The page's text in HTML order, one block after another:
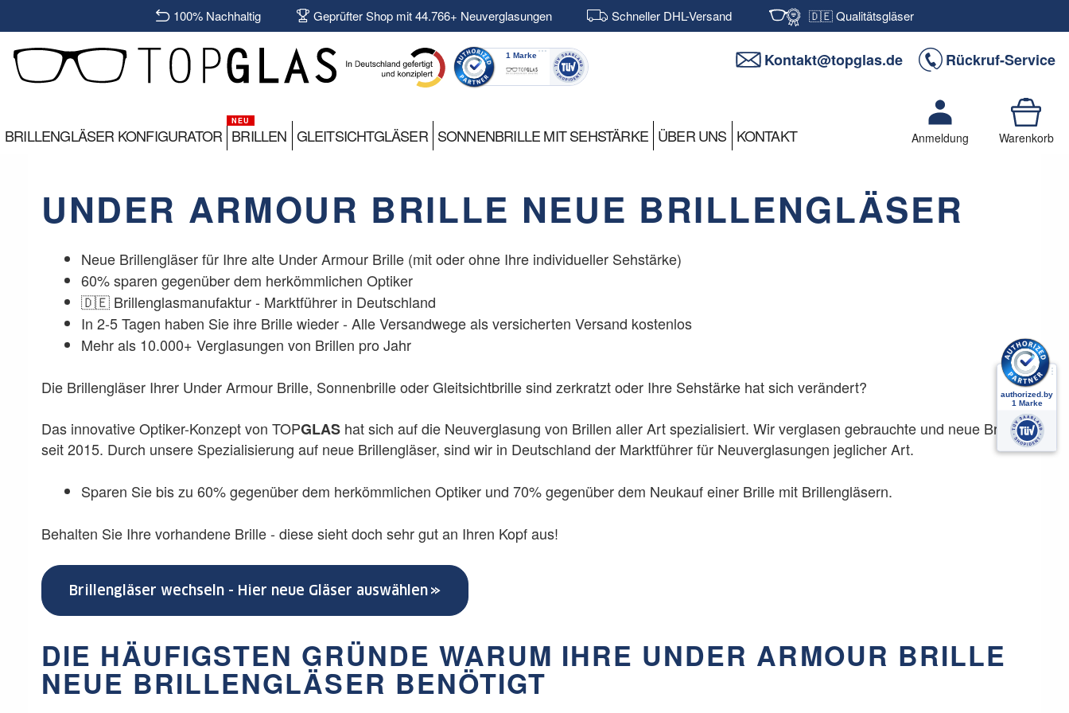
100% Nachhaltig Geprüfter Shop mit 44.766+ Neuverglasungen Schneller DHL-Versand 🇩🇪 Qualitätsgläser
Kontakt@topglas.de Rückruf-Service
BRILLENGLÄSER KONFIGURATOR BRILLEN GLEITSICHTGLÄSER SONNENBRILLE MIT SEHSTÄRKE ÜBER UNS KONTAKT Anmeldung Warenkorb
UNDER ARMOUR BRILLE NEUE BRILLENGLÄSER
Neue Brillengläser für Ihre alte Under Armour Brille (mit oder ohne Ihre individueller Sehstärke)
60% sparen gegenüber dem herkömmlichen Optiker
🇩🇪 Brillenglasmanufaktur - Marktführer in Deutschland
In 2-5 Tagen haben Sie ihre Brille wieder - Alle Versandwege als versicherten Versand kostenlos
Mehr als 10.000+ Verglasungen von Brillen pro Jahr
Die Brillengläser Ihrer Under Armour Brille, Sonnenbrille oder Gleitsichtbrille sind zerkratzt oder Ihre Sehstärke hat sich verändert?
Das innovative Optiker-Konzept von TOPGLAShat sich auf die Neuverglasung von Brillen aller Art spezialisiert. Wir verglasen gebrauchte und neue Brillen
seit 2015. Durch unsere Spezialisierung auf neue Brillengläser, sind wir in Deutschland der Marktführer für Neuverglasungen jeglicher Art.
Sparen Sie bis zu 60% gegenüber dem herkömmlichen Optiker und 70% gegenüber dem Neukauf einer Brille mit Brillengläsern.
Behalten Sie Ihre vorhandene Brille - diese sieht doch sehr gut an Ihren Kopf aus!
Brillengläser wechseln - Hier neue Gläser auswählen
DIE HÄUFIGSTEN GRÜNDE WARUM IHRE UNDER ARMOUR BRILLE
NEUE BRILLENGLÄSER BENÖTIGT